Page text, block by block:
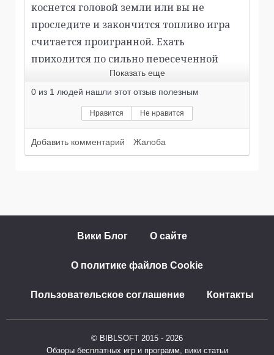
коснется головой земли или вы не
проследите и закончится топливо игра
считается проигранной. Ехать
приходится по сильно пересеченной
местности. 6 видов транспортных
средств. Мне больше всего нравится
джип, но есть также и другие. Гонки идут
с ботами. Возможности онлайн игры с
реальными игроками нет.
Показать еще
0 из 1 людей нашли этот отзыв полезным
Нравится Не нравится
Добавить комментарий Жалоба
Вики Блог О сайте
О политике файлов Cookie
Пользовательское соглашение Контакты
© BIBLSOFT 2015 - 2026
Обзоры бесплатных игр и программ, вики статьи